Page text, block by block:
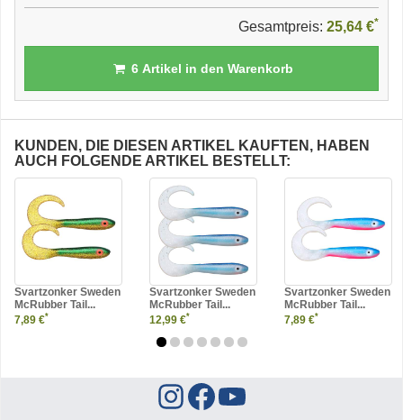
Gesamtpreis: 25,64 €*
6Artikel in den Warenkorb
KUNDEN, DIE DIESEN ARTIKEL KAUFTEN, HABEN
AUCH FOLGENDE ARTIKEL BESTELLT:
Svartzonker Sweden
McRubber Tail...
7,89 €*
Svartzonker Sweden
McRubber Tail...
12,99 €*
Svartzonker Sweden
McRubber Tail...
7,89 €*